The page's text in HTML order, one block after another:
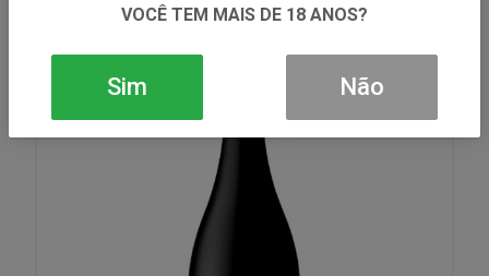
VOCÊ TEM MAIS DE 18 ANOS?
Sim Não